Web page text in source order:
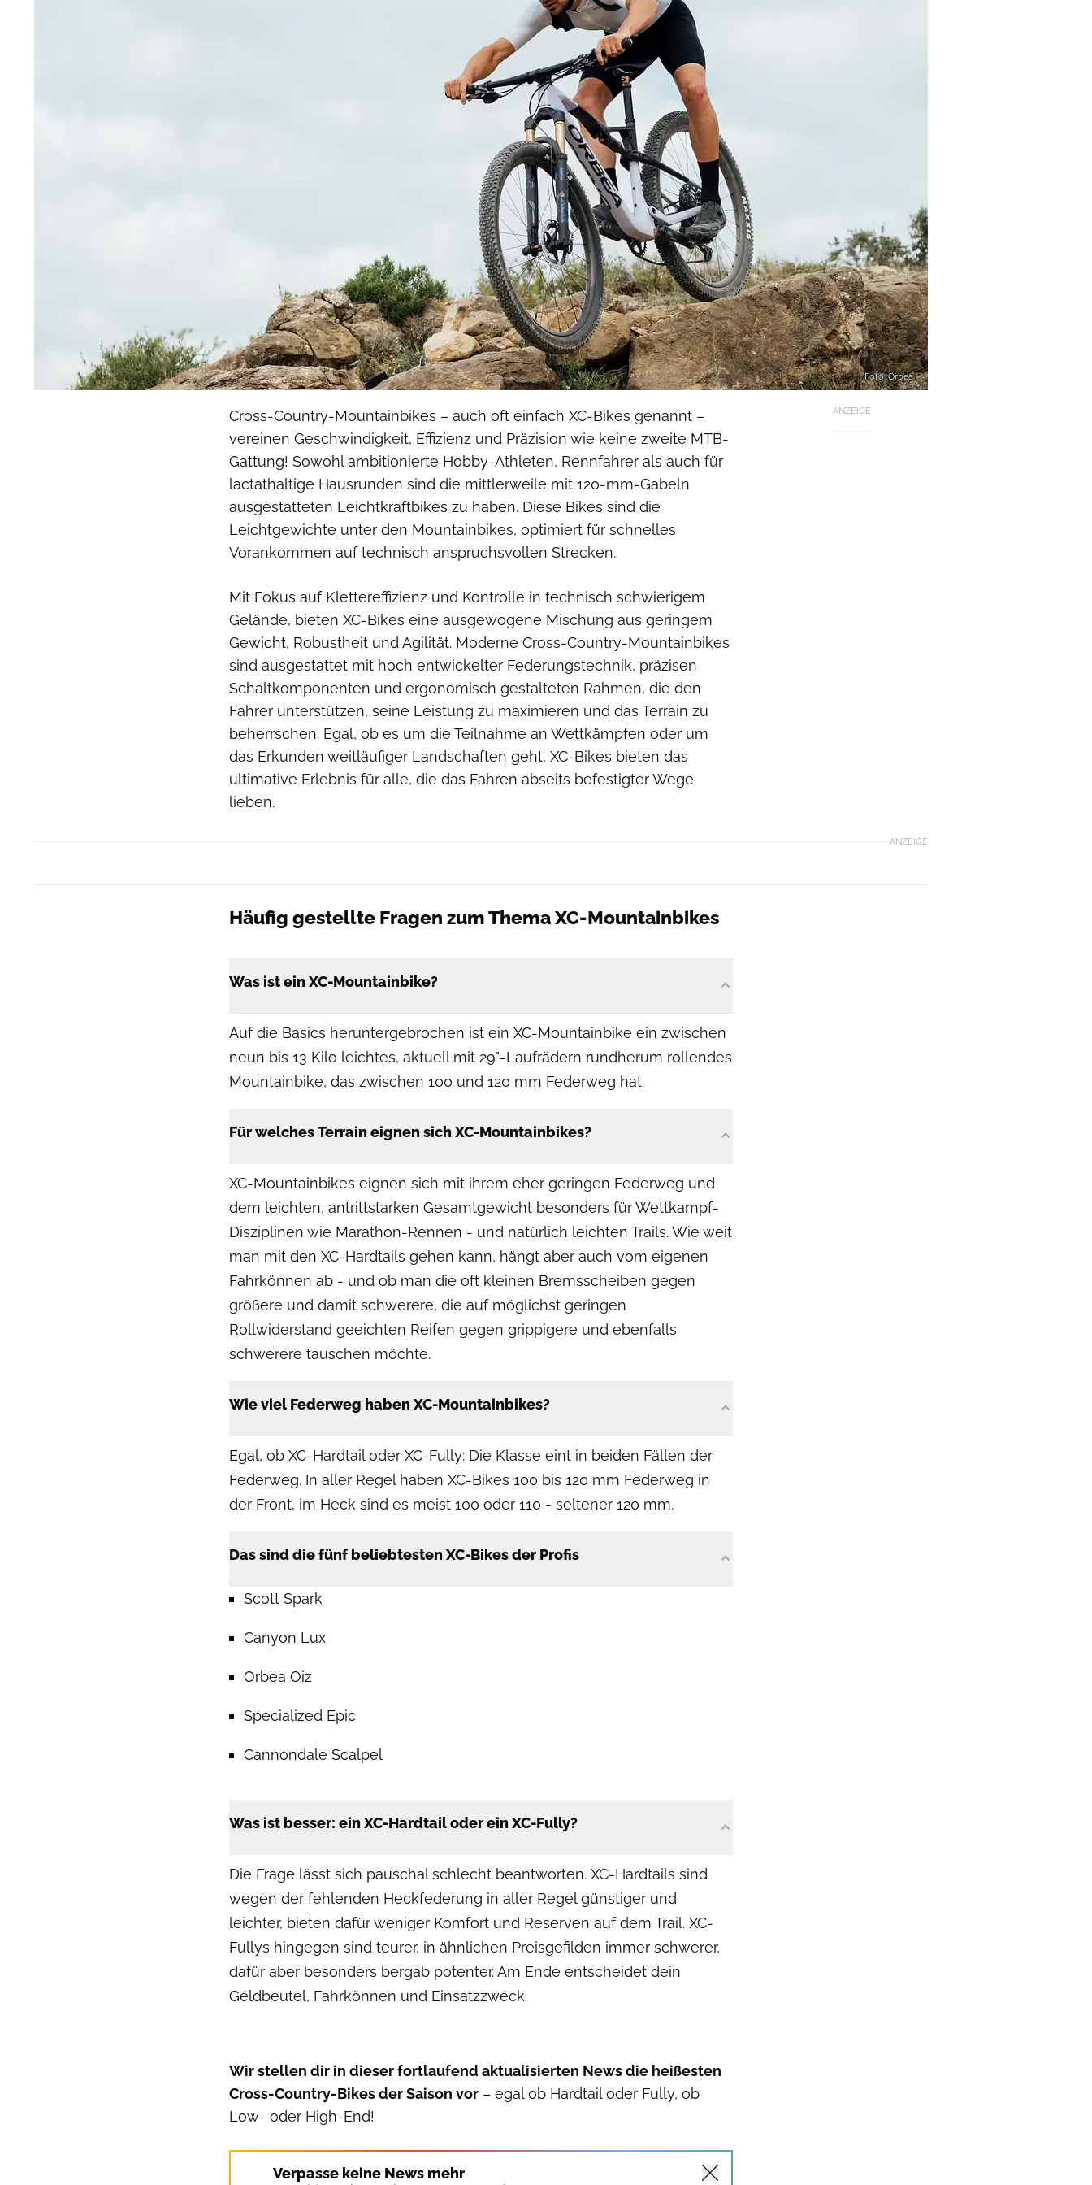
Foto: Orbea
ANZEIGE
Cross-Country-Mountainbikes – auch oft einfach XC-Bikes genannt –
vereinen Geschwindigkeit, Effizienz und Präzision wie keine zweite MTB-
Gattung! Sowohl ambitionierte Hobby-Athleten, Rennfahrer als auch für
lactathaltige Hausrunden sind die mittlerweile mit 120-mm-Gabeln
ausgestatteten Leichtkraftbikes zu haben. Diese Bikes sind die
Leichtgewichte unter den Mountainbikes, optimiert für schnelles
Vorankommen auf technisch anspruchsvollen Strecken.
Mit Fokus auf Klettereffizienz und Kontrolle in technisch schwierigem
Gelände, bieten XC-Bikes eine ausgewogene Mischung aus geringem
Gewicht, Robustheit und Agilität. Moderne Cross-Country-Mountainbikes
sind ausgestattet mit hoch entwickelter Federungstechnik, präzisen
Schaltkomponenten und ergonomisch gestalteten Rahmen, die den
Fahrer unterstützen, seine Leistung zu maximieren und das Terrain zu
beherrschen. Egal, ob es um die Teilnahme an Wettkämpfen oder um
das Erkunden weitläufiger Landschaften geht, XC-Bikes bieten das
ultimative Erlebnis für alle, die das Fahren abseits befestigter Wege
lieben.
ANZEIGE
Häufig gestellte Fragen zum Thema XC-Mountainbikes
Was ist ein XC-Mountainbike?
Auf die Basics heruntergebrochen ist ein XC-Mountainbike ein zwischen
neun bis 13 Kilo leichtes, aktuell mit 29"-Laufrädern rundherum rollendes
Mountainbike, das zwischen 100 und 120 mm Federweg hat.
Für welches Terrain eignen sich XC-Mountainbikes?
XC-Mountainbikes eignen sich mit ihrem eher geringen Federweg und
dem leichten, antrittstarken Gesamtgewicht besonders für Wettkampf-
Disziplinen wie Marathon-Rennen - und natürlich leichten Trails. Wie weit
man mit den XC-Hardtails gehen kann, hängt aber auch vom eigenen
Fahrkönnen ab - und ob man die oft kleinen Bremsscheiben gegen
größere und damit schwerere, die auf möglichst geringen
Rollwiderstand geeichten Reifen gegen grippigere und ebenfalls
schwerere tauschen möchte.
Wie viel Federweg haben XC-Mountainbikes?
Egal, ob XC-Hardtail oder XC-Fully: Die Klasse eint in beiden Fällen der
Federweg. In aller Regel haben XC-Bikes 100 bis 120 mm Federweg in
der Front, im Heck sind es meist 100 oder 110 - seltener 120 mm.
Das sind die fünf beliebtesten XC-Bikes der Profis
Scott Spark
Canyon Lux
Orbea Oiz
Specialized Epic
Cannondale Scalpel
Was ist besser: ein XC-Hardtail oder ein XC-Fully?
Die Frage lässt sich pauschal schlecht beantworten. XC-Hardtails sind
wegen der fehlenden Heckfederung in aller Regel günstiger und
leichter, bieten dafür weniger Komfort und Reserven auf dem Trail. XC-
Fullys hingegen sind teurer, in ähnlichen Preisgefilden immer schwerer,
dafür aber besonders bergab potenter. Am Ende entscheidet dein
Geldbeutel, Fahrkönnen und Einsatzzweck.
Wir stellen dir in dieser fortlaufend aktualisierten News die heißesten
Cross-Country-Bikes der Saison vor – egal ob Hardtail oder Fully, ob
Low- oder High-End!
Verpasse keine News mehr